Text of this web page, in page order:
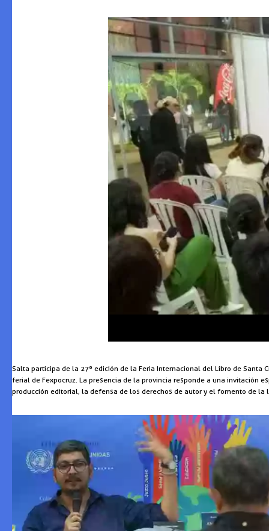
Salta participa de la 27ª edición de la Feria Internacional del Libro de
ferial de Fexpocruz. La presencia de la provincia responde a una invitación
producción editorial, la defensa de los derechos de autor y el fomento de